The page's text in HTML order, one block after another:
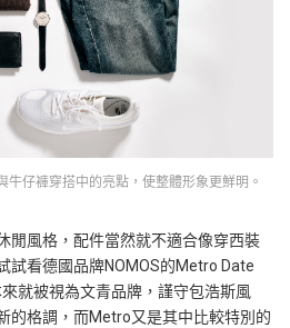
牛仔褲穿搭中的亮點，使整體形象更鮮明。
閒風格，配件當然就不適合像穿西裝
試看德國品牌NOMOS的Metro Date
就被視為文青品牌，謹守包浩斯風
的格調，而Metro又是其中比較特別的